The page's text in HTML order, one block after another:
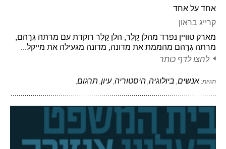
אחד על אחד
קרייג בראון
מארק טוויין נפרד מהלן קֵלֶר, הלן קֵלֶר רוקדת עם מרתה גְרָהם,
מרתה גְרָהם מהממת את מדונה, מדונה מגעילה את מייקל...
לחצו לדף כותר
תגיות:אנשים ביולוגיה היסטוריה ,עיון תרגום